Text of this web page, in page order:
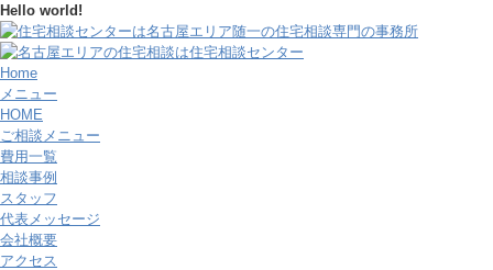
Hello world!
Home
メニュー
HOME
ご相談メニュー
費用一覧
相談事例
スタッフ
代表メッセージ
会社概要
アクセス